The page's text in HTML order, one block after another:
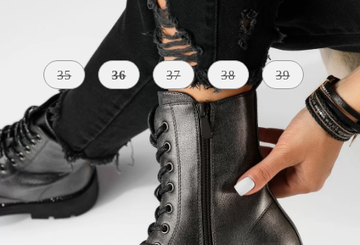
Méret útmutató
35 36 37 38 39
SZÍN
szürke
KÜLSŐ
ANYAG
Bőr Utánzat
BELSŐ ANYAG
párnázott
A TALP
MAGASSÁGA
5 centiméter